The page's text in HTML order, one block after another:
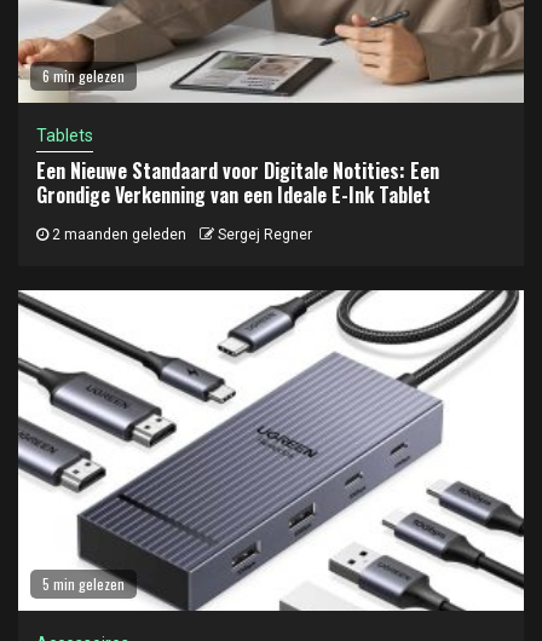
6 min gelezen
Tablets
Een Nieuwe Standaard voor Digitale Notities: Een
Grondige Verkenning van een Ideale E-Ink Tablet
2 maanden geleden Sergej Regner
5 min gelezen